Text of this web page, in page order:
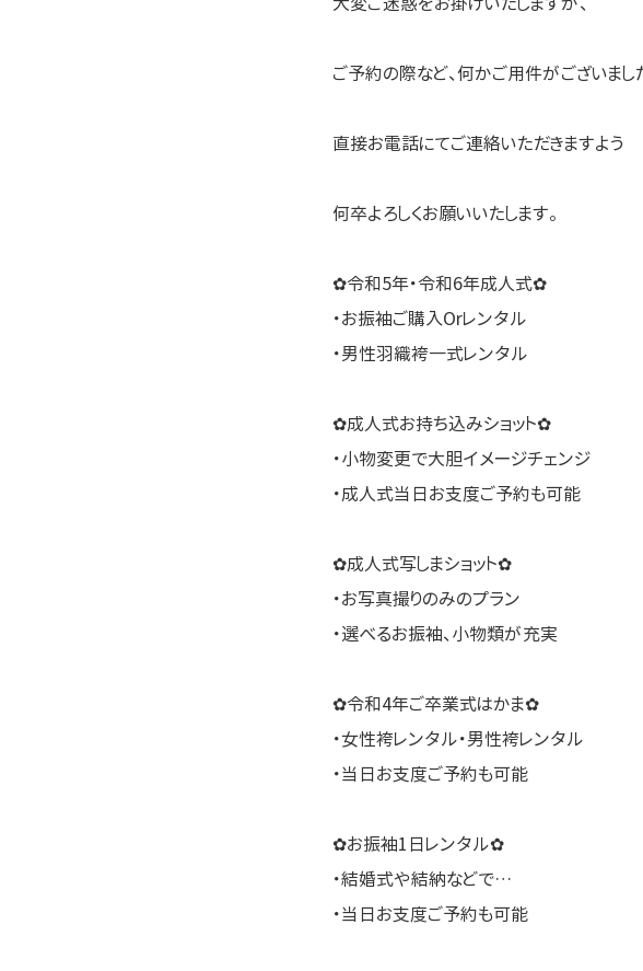
ご予約の際など、何かご用件がございまし
直接お電話にてご連絡いただきますよう
何卒よろしくお願いいたします。
✿令和5年・令和6年成人式✿
・お振袖ご購入Orレンタル
・男性羽織袴一式レンタル
✿成人式お持ち込みショット✿
・小物変更で大胆イメージチェンジ
・成人式当日お支度ご予約も可能
✿成人式写しまショット✿
・お写真撮りのみのプラン
・選べるお振袖、小物類が充実
✿令和4年ご卒業式はかま✿
・女性袴レンタル・男性袴レンタル
・当日お支度ご予約も可能
✿お振袖1日レンタル✿
・結婚式や結納などで…
・当日お支度ご予約も可能